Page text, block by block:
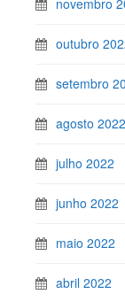
outubro
setembro
agosto 2022
julho 2022
junho 2022
maio 2022
abril 2022